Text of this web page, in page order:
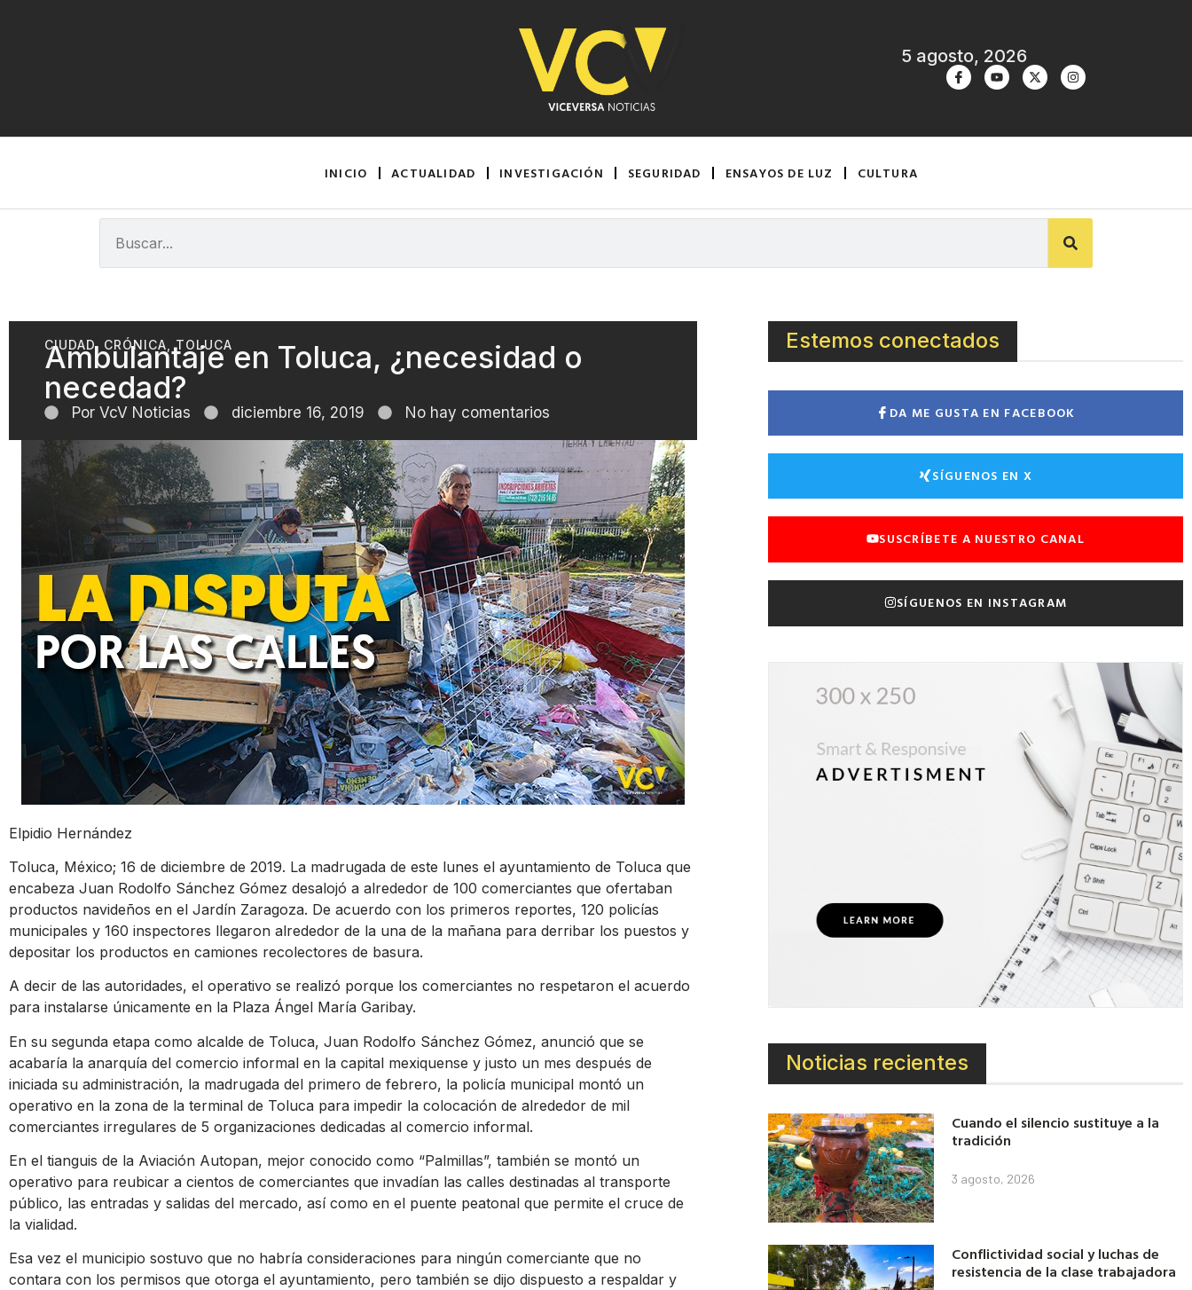
5 agosto, 2026
INICIO ACTUALIDAD INVESTIGACIÓN SEGURIDAD ENSAYOS DE LUZ CULTURA
CIUDAD, CRÓNICA ,TOLUCA
Ambulantaje en Toluca, ¿necesidad o
necedad?
Por VcV Noticias diciembre 16, 2019 No hay comentarios
Elpidio Hernández
Toluca, México; 16 de diciembre de 2019. La madrugada de este lunes el ayuntamiento de Toluca que
encabeza Juan Rodolfo Sánchez Gómez desalojó a alrededor de 100 comerciantes que ofertaban
productos navideños en el Jardín Zaragoza. De acuerdo con los primeros reportes, 120 policías
municipales y 160 inspectores llegaron alrededor de la una de la mañana para derribar los puestos y
depositar los productos en camiones recolectores de basura.
A decir de las autoridades, el operativo se realizó porque los comerciantes no respetaron el acuerdo
para instalarse únicamente en la Plaza Ángel María Garibay.
En su segunda etapa como alcalde de Toluca, Juan Rodolfo Sánchez Gómez, anunció que se
acabaría la anarquía del comercio informal en la capital mexiquense y justo un mes después de
iniciada su administración, la madrugada del primero de febrero, la policía municipal montó un
operativo en la zona de la terminal de Toluca para impedir la colocación de alrededor de mil
comerciantes irregulares de 5 organizaciones dedicadas al comercio informal.
En el tianguis de la Aviación Autopan, mejor conocido como “Palmillas”, también se montó un
operativo para reubicar a cientos de comerciantes que invadían las calles destinadas al transporte
público, las entradas y salidas del mercado, así como en el puente peatonal que permite el cruce de
la vialidad.
Esa vez el municipio sostuvo que no habría consideraciones para ningún comerciante que no
contara con los permisos que otorga el ayuntamiento, pero también se dijo dispuesto a respaldar y
Estemos conectados
DA ME GUSTA EN FACEBOOK
SÍGUENOS EN X
SUSCRÍBETE A NUESTRO CANAL
SÍGUENOS EN INSTAGRAM
Noticias recientes
Cuando el silencio sustituye a la
tradición
3 agosto, 2026
Conflictividad social y luchas de
resistencia de la clase trabajadora